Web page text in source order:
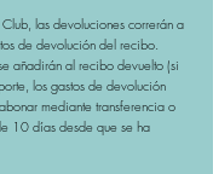
las devoluciones correrán a
de devolución del recibo.
añadirán al recibo devuelto (si
los gastos de devolución
abonar mediante transferencia o
10 días desde que se ha